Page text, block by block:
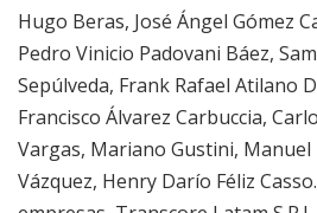
Hugo Beras, José Ángel Gómez
Pedro Vinicio Padovani Báez,
Sepúlveda, Frank Rafael Atilano
Francisco Álvarez Carbuccia,
Vargas, Mariano Gustini,
Vázquez, Henry Darío Féliz